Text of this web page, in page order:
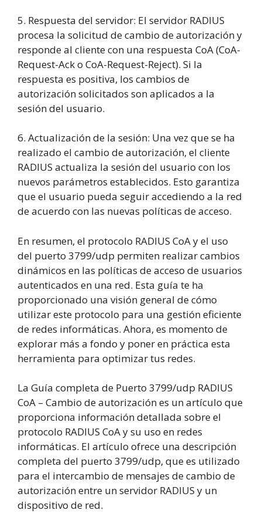
5. Respuesta del servidor: El servidor RADIUS
procesa la solicitud de cambio de autorización y
responde al cliente con una respuesta CoA (CoA-
Request-Ack o CoA-Request-Reject). Si la
respuesta es positiva, los cambios de
autorización solicitados son aplicados a la
sesión del usuario.
6. Actualización de la sesión: Una vez que se ha
realizado el cambio de autorización, el cliente
RADIUS actualiza la sesión del usuario con los
nuevos parámetros establecidos. Esto garantiza
que el usuario pueda seguir accediendo a la red
de acuerdo con las nuevas políticas de acceso.
En resumen, el protocolo RADIUS CoA y el uso
del puerto 3799/udp permiten realizar cambios
dinámicos en las políticas de acceso de usuarios
autenticados en una red. Esta guía te ha
proporcionado una visión general de cómo
utilizar este protocolo para una gestión eficiente
de redes informáticas. Ahora, es momento de
explorar más a fondo y poner en práctica esta
herramienta para optimizar tus redes.
La Guía completa de Puerto 3799/udp RADIUS
CoA – Cambio de autorización es un artículo que
proporciona información detallada sobre el
protocolo RADIUS CoA y su uso en redes
informáticas. El artículo ofrece una descripción
completa del puerto 3799/udp, que es utilizado
para el intercambio de mensajes de cambio de
autorización entre un servidor RADIUS y un
dispositivo de red.